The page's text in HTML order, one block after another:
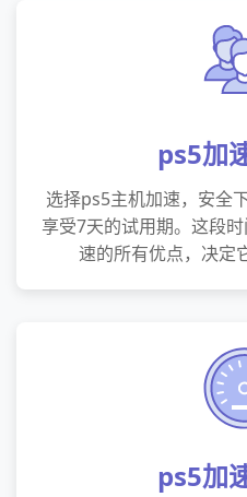
ps5加
选择ps5主机加速，安全
享受7天的试用期。这段
速的所有优点，决定
ps5加